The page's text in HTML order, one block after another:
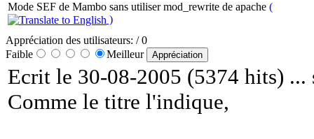
Mode SEF de Mambo sans utiliser mod_rewrite de apache (
)
Appréciation des utilisateurs: / 0
Faible
Meilleur
Ecrit le 30-08-2005 (5374 hits) ...
Comme le titre l'indique,